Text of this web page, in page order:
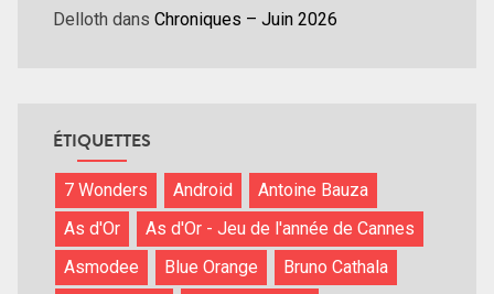
Delloth dans Chroniques – Juin 2026
ÉTIQUETTES
7 Wonders Android
Antoine Bauza
As d'Or
As d'Or - Jeu de l'année de Cannes
Asmodee
Blue Orange
Bruno Cathala